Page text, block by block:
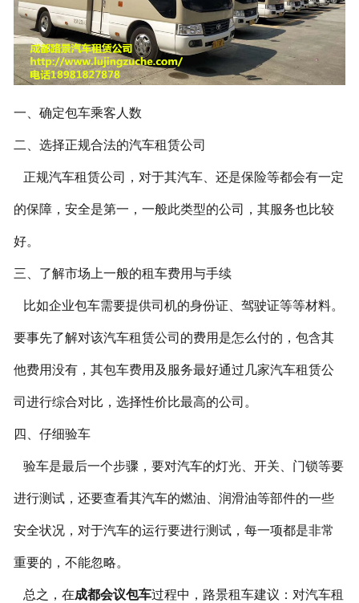
一、确定包车乘客人数
二、选择正规合法的汽车租赁公司
正规汽车租赁公司，对于其汽车、还是保险等都会有一定
的保障，安全是第一，一般此类型的公司，其服务也比较
好。
三、了解市场上一般的租车费用与手续
比如企业包车需要提供司机的身份证、驾驶证等等材料。
要事先了解对该汽车租赁公司的费用是怎么付的，包含其
他费用没有，其包车费用及服务最好通过几家汽车租赁公
司进行综合对比，选择性价比最高的公司。
四、仔细验车
验车是最后一个步骤，要对汽车的灯光、开关、门锁等要
进行测试，还要查看其汽车的燃油、润滑油等部件的一些
安全状况，对于汽车的运行要进行测试，每一项都是非常
重要的，不能忽略。
总之，在成都会议包车过程中，路景租车建议：对汽车租